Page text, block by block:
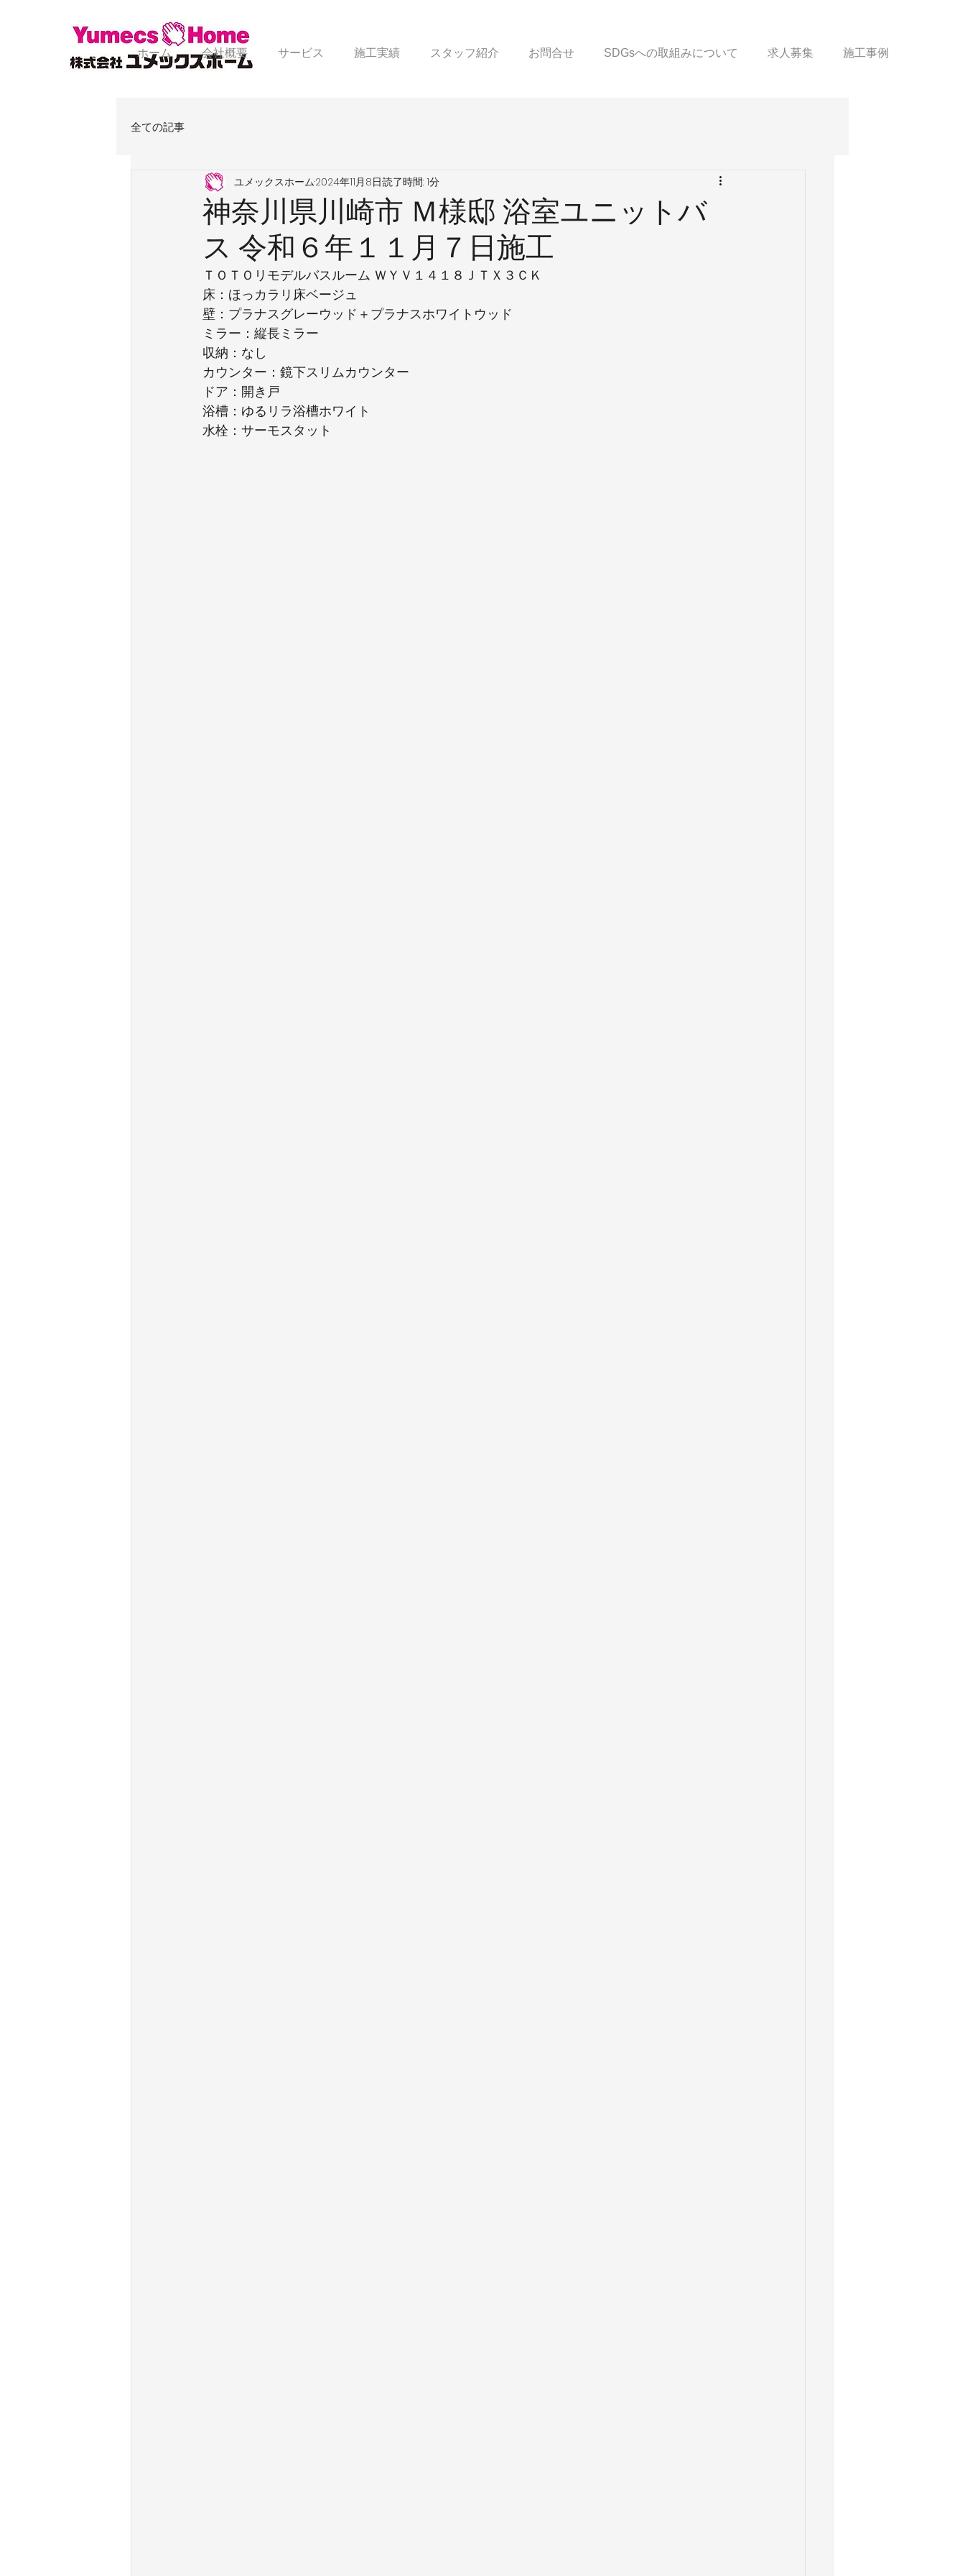
ホーム 会社概要 サービス 施工実績 スタッフ紹介 お問合せ SDGsへの取組みについて 求人募集 施工事例
全ての記事
神奈川県川崎市 Ｍ様邸 浴室ユニットバ
ス 令和６年１１月７日施工
ユメックスホーム2024年11月8日読了時間: 1分
ＴＯＴＯリモデルバスルーム ＷＹＶ１４１８ＪＴＸ３ＣＫ
床：ほっカラリ床ベージュ
壁：プラナスグレーウッド＋プラナスホワイトウッド
ミラー：縦長ミラー
収納：なし
カウンター：鏡下スリムカウンター
ドア：開き戸
浴槽：ゆるリラ浴槽ホワイト
水栓：サーモスタット